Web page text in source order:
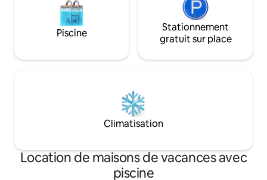
Piscine
Stationnement
gratuit sur place
Climatisation
Location de maisons de vacances avec
piscine